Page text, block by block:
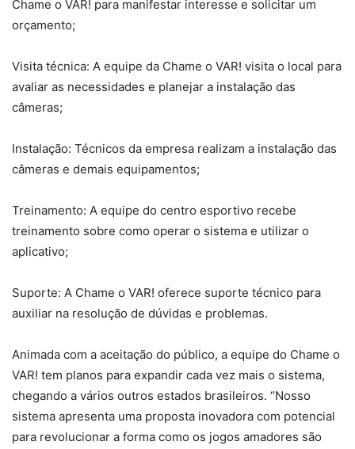
Chame o VAR! para manifestar interesse e solicitar um
orçamento;
Visita técnica: A equipe da Chame o VAR! visita o local para
avaliar as necessidades e planejar a instalação das
câmeras;
Instalação: Técnicos da empresa realizam a instalação das
câmeras e demais equipamentos;
Treinamento: A equipe do centro esportivo recebe
treinamento sobre como operar o sistema e utilizar o
aplicativo;
Suporte: A Chame o VAR! oferece suporte técnico para
auxiliar na resolução de dúvidas e problemas.
Animada com a aceitação do público, a equipe do Chame o
VAR! tem planos para expandir cada vez mais o sistema,
chegando a vários outros estados brasileiros. “Nosso
sistema apresenta uma proposta inovadora com potencial
para revolucionar a forma como os jogos amadores são